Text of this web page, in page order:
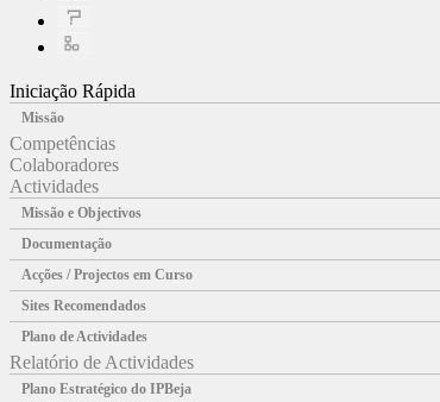
Iniciação Rápida
Missão
Competências
Colaboradores
Actividades
Missão e Objectivos
Documentação
Acções / Projectos em Curso
Sites Recomendados
Plano de Actividades
Relatório de Actividades
Plano Estratégico do IPBeja